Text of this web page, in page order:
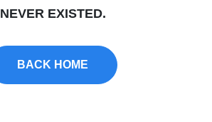
NEVER EXISTED.
BACK HOME